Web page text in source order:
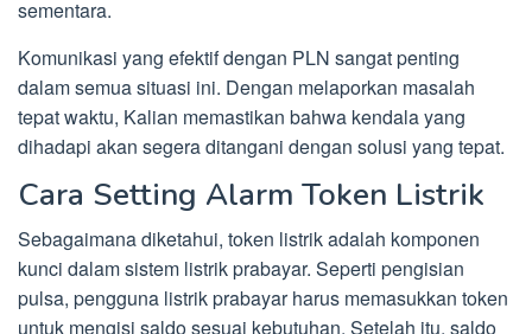
sementara.
Komunikasi yang efektif dengan PLN sangat penting
dalam semua situasi ini. Dengan melaporkan masalah
tepat waktu, Kalian memastikan bahwa kendala yang
dihadapi akan segera ditangani dengan solusi yang tepat.
Cara Setting Alarm Token Listrik
Sebagaimana diketahui, token listrik adalah komponen
kunci dalam sistem listrik prabayar. Seperti pengisian
pulsa, pengguna listrik prabayar harus memasukkan token
untuk mengisi saldo sesuai kebutuhan. Setelah itu, saldo